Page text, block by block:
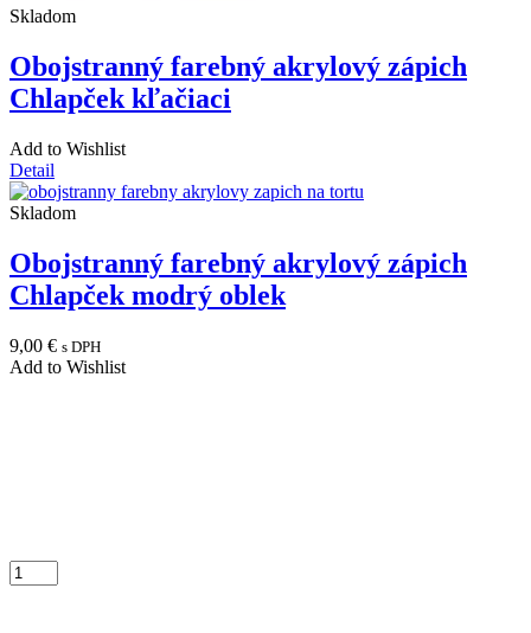
Skladom
Obojstranný farebný akrylový zápich
Chlapček kľačiaci
Add to Wishlist
Detail
Skladom
Obojstranný farebný akrylový zápich
Chlapček modrý oblek
9,00 € s DPH
Add to Wishlist